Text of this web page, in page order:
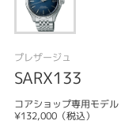
プレザージュ
SARX133
コアショップ専用モデル
¥132,000（税込）